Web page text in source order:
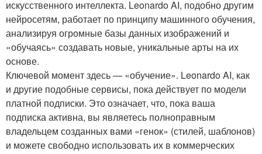
искусственного интеллекта. Leonardo AI, подобно другим
нейросетям, работает по принципу машинного обучения,
анализируя огромные базы данных изображений и
«обучаясь» создавать новые, уникальные арты на их
основе.
Ключевой момент здесь — «обучение». Leonardo AI, как
и другие подобные сервисы, пока действует по модели
платной подписки. Это означает, что, пока ваша
подписка активна, вы являетесь полноправным
владельцем созданных вами «генок» (стилей, шаблонов)
и можете свободно использовать их в коммерческих